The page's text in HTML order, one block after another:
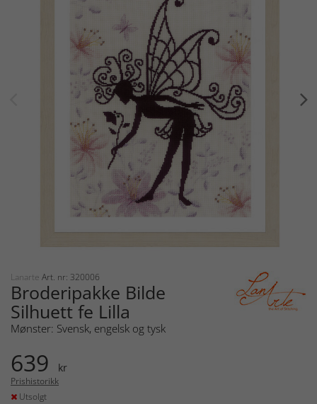
Lanarte Art. nr: 320006
Broderipakke Bilde
Silhuett fe Lilla
Mønster: Svensk, engelsk og tysk
639 kr
Prishistorikk
Utsolgt